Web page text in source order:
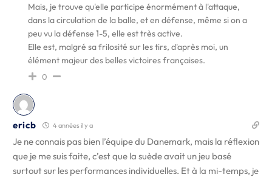
Mais, je trouve qu'elle participe énormément à l'attaque,
dans la circulation de la balle, et en défense, même si on a
peu vu la défense 1-5, elle est très active.
Elle est, malgré sa frilosité sur les tirs, d'après moi, un
élément majeur des belles victoires françaises.
0
ericb 4 années il y a
Je ne connais pas bien l’équipe du Danemark, mais la réflexion
que je me suis faite, c’est que la suède avait un jeu basé
surtout sur les performances individuelles. Et à la mi-temps, je